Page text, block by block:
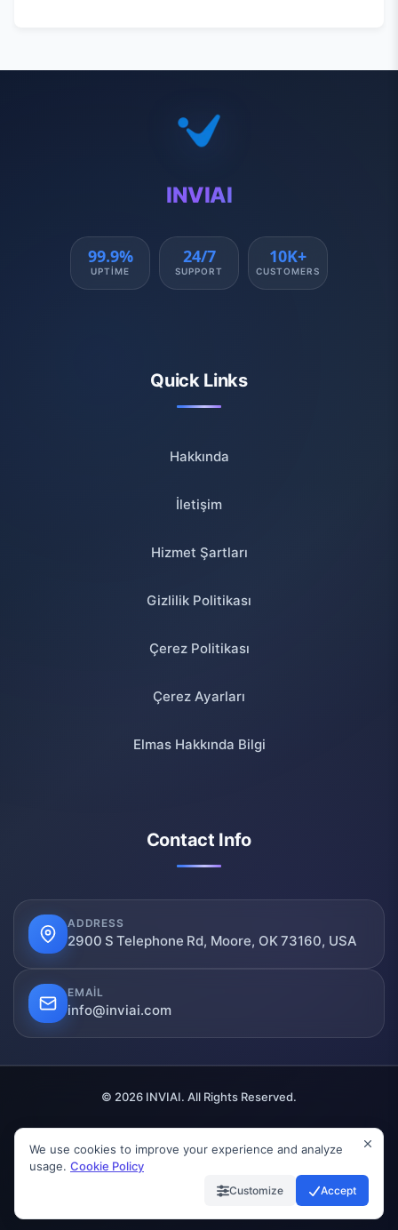
INVIAI
99.9%
UPTIME
24/7
SUPPORT
10K+
CUSTOMERS
Quick Links
Hakkında
İletişim
Hizmet Şartları
Gizlilik Politikası
Çerez Politikası
Çerez Ayarları
Elmas Hakkında Bilgi
Contact Info
ADDRESS
2900 S Telephone Rd, Moore, OK 73160, USA
EMAIL
info@inviai.com
© 2026 INVIAI. All Rights Reserved.
SSL Secured Verified GDPR Compliant
We use cookies to improve your experience and analyze
usage. Cookie Policy
Customize Accept